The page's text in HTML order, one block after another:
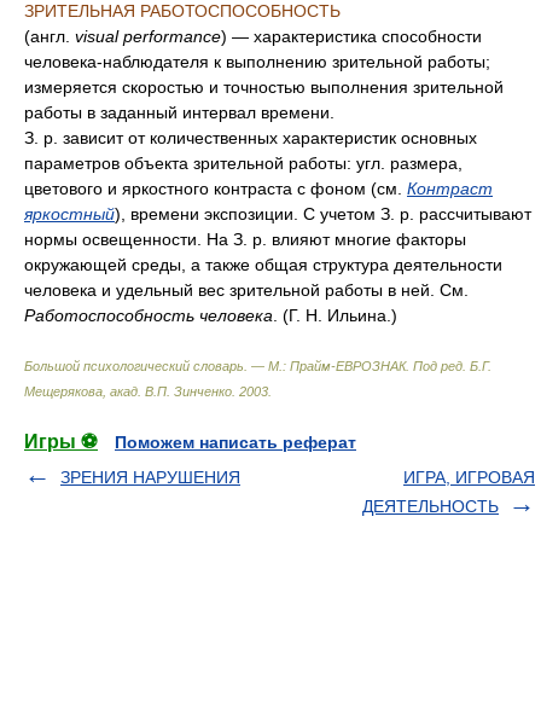
ЗРИТЕЛЬНАЯ РАБОТОСПОСОБНОСТЬ
(англ. visual performance) — характеристика способности
человека-наблюдателя к выполнению зрительной работы;
измеряется скоростью и точностью выполнения зрительной
работы в заданный интервал времени.
З. р. зависит от количественных характеристик основных
параметров объекта зрительной работы: угл. размера,
цветового и яркостного контраста с фоном (см. Контраст
яркостный), времени экспозиции. С учетом З. р. рассчитывают
нормы освещенности. На З. р. влияют многие факторы
окружающей среды, а также общая структура деятельности
человека и удельный вес зрительной работы в ней. См.
Работоспособность человека . (Г. Н. Ильина.)
Большой психологический словарь. — М.: Прайм-ЕВРОЗНАК. Под ред. Б.Г.
Мещерякова, акад. В.П. Зинченко 2003
Игры ⚽
Поможем написать реферат
ЗРЕНИЯ НАРУШЕНИЯ
ИГРА, ИГРОВАЯ
ДЕЯТЕЛЬНОСТЬ